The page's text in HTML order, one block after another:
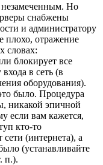
незамеченным. Но
снабжены
и администратору
плохо, отражение
словах:
блокирует все
в сеть (в
оборудования).
было. Процедура
никакой эпичной
если вам кажется,
кто-то
(интернета), а
(устанавливайте
п.).